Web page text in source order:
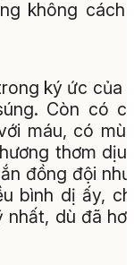
không cách
ký ức của
Còn có
máu, có
thơm dịu
đồng đội
bình dị ấy,
nhất, dù đã